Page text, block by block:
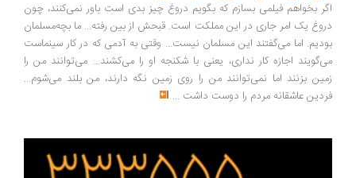
بخواهم فیلمی بسازم که بگویم دروغ چیز بدی است باور نمی‌کنند، چون
یک امر جاری در این مملکت است. قبحش از بین رفته... ما بچه‌مسلمان
اما می‌گفتند این مسلمان نیست... وقتی به آدمی که در کار سینماست
اجازه کار نداری، یعنی با شکنجه او را می‌کشند... می‌توانند من را
بزنند اما نمی‌توانند من را روی زمین نگه دارند، من بلند می‌شوم...
عاشقانه مردم را دوست داشت ...